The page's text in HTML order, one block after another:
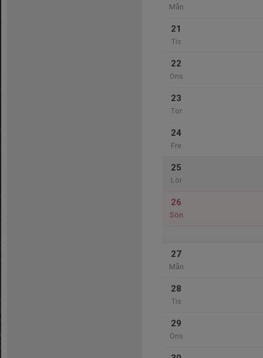
Mån
21
Tis
22
Ons
23
Tor
24
Fre
25
Lör
26
Sön
27
Mån
28
Tis
29
Ons